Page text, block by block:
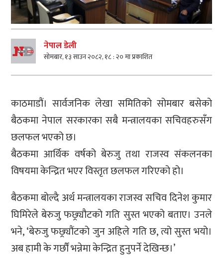
नेपाल डेली
सोमबार, १३ साउन २०८२, १८ : २० मा प्रकाशित
काठमाडौं। सार्वजनिक लेखा समितिको सोमबार बसेको
बैठकमा नेपाल सरकारका सबै मन्त्रालयका सचिवहरुसँग
छलफल भएको छ।
बैठकमा आर्थिक वर्षको बेरुजु तथा राजस्व संकलनका
विषयमा केन्द्रित भएर विस्तृत छलफल गरिएको हो।
बैठकमा बोल्दै अर्थ मन्त्रालयका राजस्व सचिव दिनेश कुमार
घिमिरेले बेरुजु फछ्र्यौटको गति सुस्त भएको बताए। उनले
भने, ‘बेरुजु फछ्र्यौंटको जुन अहिले गति छ, त्यो सुस्त भयो।
अब हामी के गर्छौं भन्नेमा केन्द्रित हुनुपर्ने देखिन्छ।’